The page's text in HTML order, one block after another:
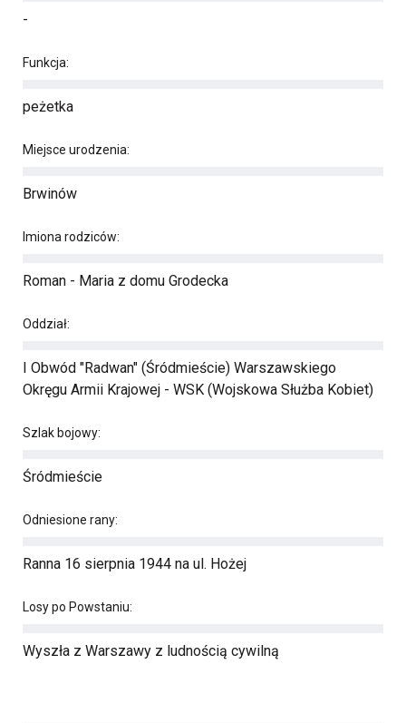
-
Funkcja:
peżetka
Miejsce urodzenia:
Brwinów
Imiona rodziców:
Roman - Maria z domu Grodecka
Oddział:
I Obwód "Radwan" (Śródmieście) Warszawskiego
Okręgu Armii Krajowej - WSK (Wojskowa Służba Kobiet)
Szlak bojowy:
Śródmieście
Odniesione rany:
Ranna 16 sierpnia 1944 na ul. Hożej
Losy po Powstaniu:
Wyszła z Warszawy z ludnością cywilną